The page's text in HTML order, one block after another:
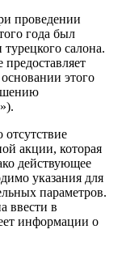
проведении
года был
салона.
этого
акции, которая
действующее
указания для
параметров.
ввести в
информации о